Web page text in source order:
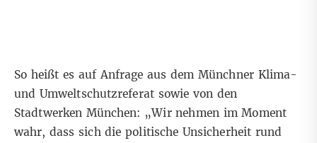
So heißt es auf Anfrage aus dem Münchner Klima-
und Umweltschutzreferat sowie von den
Stadtwerken München: „Wir nehmen im Moment
wahr, dass sich die politische Unsicherheit rund